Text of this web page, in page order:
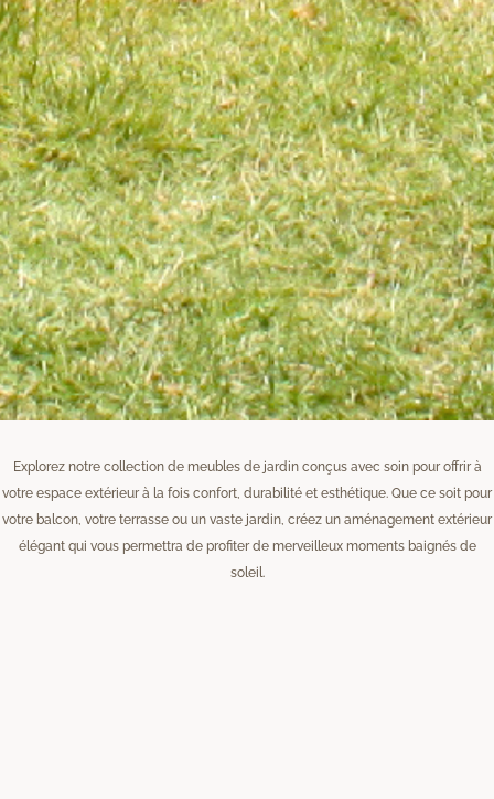
Explorez notre collection de meubles de jardin conçus avec soin pour offrir à
votre espace extérieur à la fois confort, durabilité et esthétique. Que ce soit pour
votre balcon, votre terrasse ou un vaste jardin, créez un aménagement extérieur
élégant qui vous permettra de profiter de merveilleux moments baignés de
soleil.